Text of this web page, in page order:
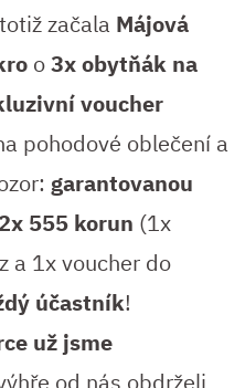
začala Májová
o3x obytňák na
voucher
pohodové oblečení a
garantovanou
555 korun (1x
a 1x voucher do
účastník!
už jsme
od nás obdrželi